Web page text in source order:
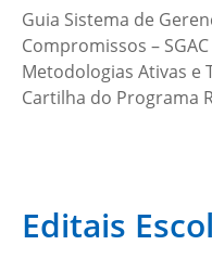
Guia Sistema de
Compromissos –
Metodologias Ativas e
Cartilha do Programa
Editais